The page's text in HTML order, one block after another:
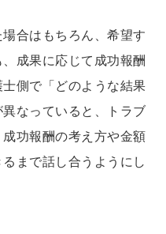
合はもちろん、希望す
成果に応じて成功報酬
側で「どのような結果
なっていると、トラブ
功報酬の考え方や金額
まで話し合うようにし